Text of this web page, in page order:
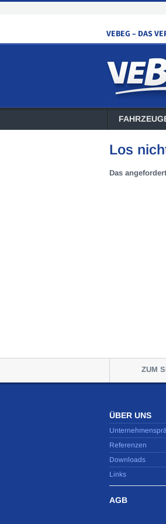
Los
Das
ZUM
ÜBER UNS
Referenzen
Downloads
Links
AGB